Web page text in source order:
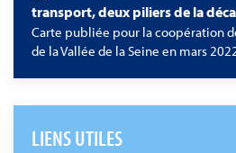
transport, deux piliers de la
Carte publiée pour la coopération
de la Vallée de la Seine en mars
LIENS UTILES